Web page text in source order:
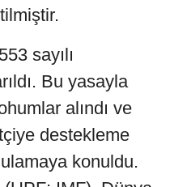
sayılı
Bu yasayla
alındı ve
destekleme
konuldu.